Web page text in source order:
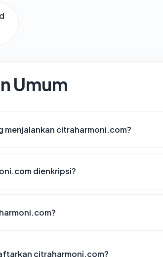
Umum
menjalankan citraharmoni.com?
dienkripsi?
citraharmoni.com?